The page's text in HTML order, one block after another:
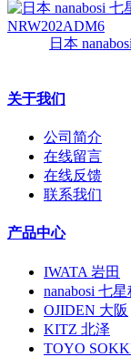
日本
关于我们
公司简介
在线留言
在线反馈
联系我们
产品中心
IWATA 岩田
nanabosi 七
OJIDEN 大阪
KITZ 北泽
TOYO